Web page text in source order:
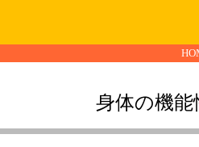
身体の機